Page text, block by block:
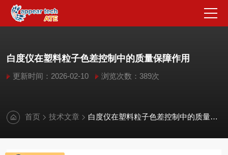
白度仪在塑料粒子色差控制中的质量保障作用
更新时间：2026-02-10 浏览次数：389次
首页 技术文章 白度仪在塑料粒子色差控制中的质量保障作用